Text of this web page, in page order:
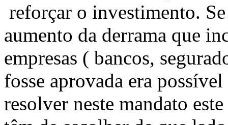
reforçar o investimento.
aumento da derrama que
empresas ( bancos,
fosse aprovada era
resolver neste mandato